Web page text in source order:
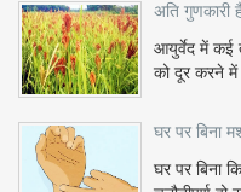
अति गुणकारी
आयुर्वेद में कई
को दूर करने
घर पर बिना
घर पर बिना